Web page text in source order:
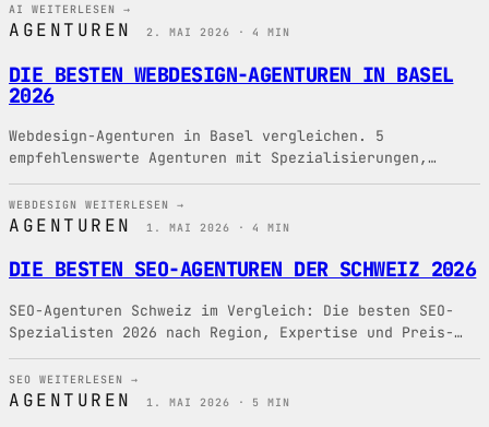
AI WEITERLESEN →
AGENTUREN 2. MAI 2026 · 4 MIN
DIE BESTEN WEBDESIGN-AGENTUREN IN BASEL
2026
Webdesign-Agenturen in Basel vergleichen. 5
empfehlenswerte Agenturen mit Spezialisierungen,
Preisen und Empfehlungen für Ihr Website-Projekt in
Basel.
WEBDESIGN WEITERLESEN →
AGENTUREN 1. MAI 2026 · 4 MIN
DIE BESTEN SEO-AGENTUREN DER SCHWEIZ 2026
SEO-Agenturen Schweiz im Vergleich: Die besten SEO-
Spezialisten 2026 nach Region, Expertise und Preis-
Leistung.
SEO WEITERLESEN →
AGENTUREN 1. MAI 2026 · 5 MIN